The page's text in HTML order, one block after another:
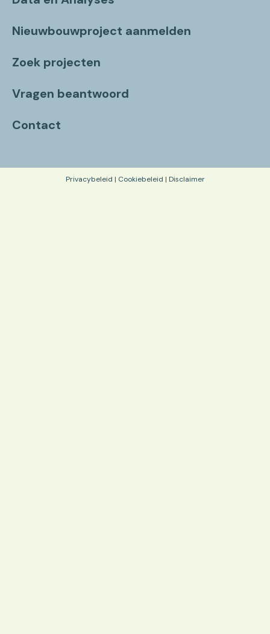
Nieuwbouwproject aanmelden
Zoek projecten
Vragen beantwoord
Contact
Privacybeleid | Cookiebeleid | Disclaimer